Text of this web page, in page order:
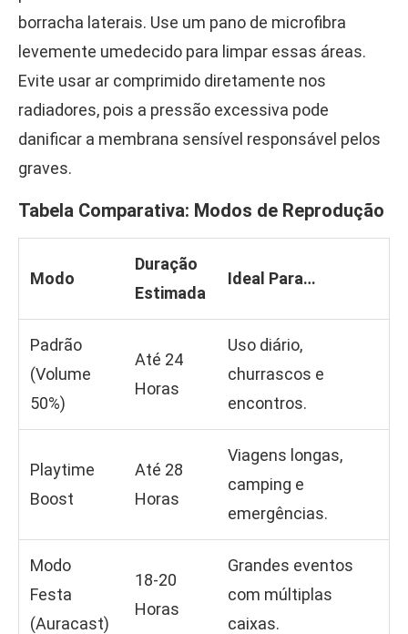
borracha laterais. Use um pano de microfibra
levemente umedecido para limpar essas áreas.
Evite usar ar comprimido diretamente nos
radiadores, pois a pressão excessiva pode
danificar a membrana sensível responsável pelos
graves.
Tabela Comparativa: Modos de Reprodução
Modo
Duração
Estimada
Ideal Para…
Padrão
(Volume
50%)
Até 24
Horas
Uso diário,
churrascos e
encontros.
Playtime
Boost
Até 28
Horas
Viagens longas,
camping e
emergências.
Modo
Festa
(Auracast)
18-20
Horas
Grandes eventos
com múltiplas
caixas.